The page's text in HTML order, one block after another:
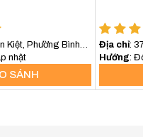
Kiệt, Phường Bình
nhật
SÁNH
Địa chỉ:
Sài Gòn,
Hướng :